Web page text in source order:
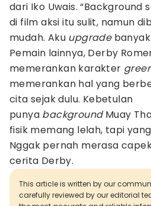
dari Iko Uwais. “Background
di film aksi itu sulit, namun
mudah. Aku upgrade banyak
Pemain lainnya, Derby
memerankan karakter
memerankan hal yang
cita sejak dulu. Kebetulan
punya backgroundMuay
fisik memang lelah, tapi
Nggak pernah merasa
cerita Derby.
This article is written by our
carefully reviewed by our editorial